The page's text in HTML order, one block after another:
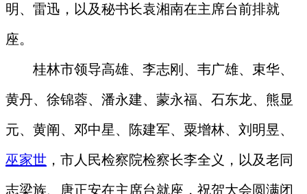
明、雷迅，以及秘书长袁湘南在主席台前排就
座。
桂林市领导高雄、李志刚、韦广雄、束华、
黄丹、徐锦蓉、潘永建、蒙永福、石东龙、熊显
元、黄阐、邓中星、陈建军、粟增林、刘明昱、
巫家世 ，市人民检察院检察长李全义，以及老同
志梁族、唐正安在主席台就座，祝贺大会圆满闭